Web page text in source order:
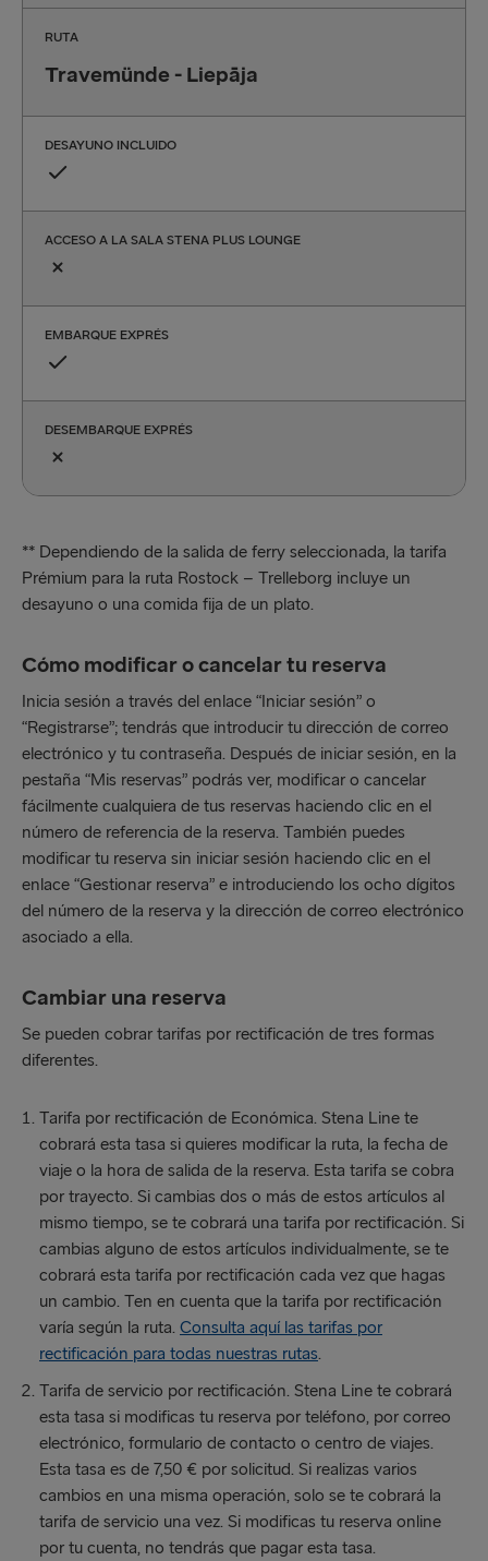
RUTA
Travemünde - Liepāja
DESAYUNO INCLUIDO
ACCESO A LA SALA STENA PLUS LOUNGE
EMBARQUE EXPRÉS
DESEMBARQUE EXPRÉS
** Dependiendo de la salida de ferry seleccionada, la tarifa
Prémium para la ruta Rostock – Trelleborg incluye un
desayuno o una comida fija de un plato.
Cómo modificar o cancelar tu reserva
Inicia sesión a través del enlace “Iniciar sesión” o
“Registrarse”; tendrás que introducir tu dirección de correo
electrónico y tu contraseña. Después de iniciar sesión, en la
pestaña “Mis reservas” podrás ver, modificar o cancelar
fácilmente cualquiera de tus reservas haciendo clic en el
número de referencia de la reserva. También puedes
modificar tu reserva sin iniciar sesión haciendo clic en el
enlace “Gestionar reserva” e introduciendo los ocho dígitos
del número de la reserva y la dirección de correo electrónico
asociado a ella.
Cambiar una reserva
Se pueden cobrar tarifas por rectificación de tres formas
diferentes.
Tarifa por rectificación de Económica. Stena Line te
cobrará esta tasa si quieres modificar la ruta, la fecha de
viaje o la hora de salida de la reserva. Esta tarifa se cobra
por trayecto. Si cambias dos o más de estos artículos al
mismo tiempo, se te cobrará una tarifa por rectificación. Si
cambias alguno de estos artículos individualmente, se te
cobrará esta tarifa por rectificación cada vez que hagas
un cambio. Ten en cuenta que la tarifa por rectificación
varía según la ruta. Consulta aquí las tarifas por
rectificación para todas nuestras rutas.
Tarifa de servicio por rectificación. Stena Line te cobrará
esta tasa si modificas tu reserva por teléfono, por correo
electrónico, formulario de contacto o centro de viajes.
Esta tasa es de 7,50 € por solicitud. Si realizas varios
cambios en una misma operación, solo se te cobrará la
tarifa de servicio una vez. Si modificas tu reserva online
por tu cuenta, no tendrás que pagar esta tasa.